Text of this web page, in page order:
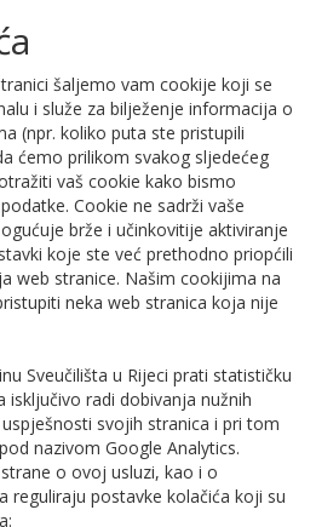
šaljemo vam cookije koji se
i služe za bilježenje informacija o
(npr. koliko puta ste pristupili
ćemo prilikom svakog sljedećeg
vaš cookie kako bismo
Cookie ne sadrži vaše
brže i učinkovitije aktiviranje
koje ste već prethodno priopćili
web stranice. Našim cookijima na
neka web stranica koja nije
Sveučilišta u Rijeci prati statističku
radi dobivanja nužnih
svojih stranica i pri tom
nazivom Google Analytics.
o ovoj usluzi, kao i o
reguliraju postavke kolačića koji su